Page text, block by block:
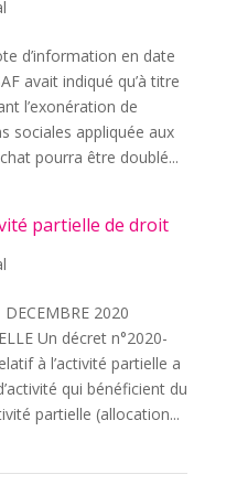
d’information en date
avait indiqué qu’à titre
l’exonération de
sociales appliquée aux
pourra être doublé...
partielle de droit
2020
Un décret n°2020-
à l’activité partielle a
qui bénéficient du
partielle (allocation...